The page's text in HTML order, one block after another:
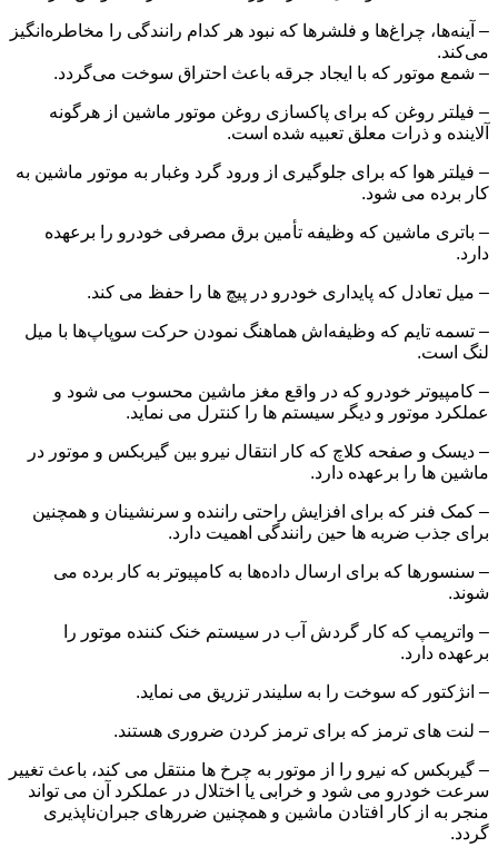
– آینه‌ها، چراغ‌ها و فلشرها که نبود هر کدام رانندگی را مخاطره‌انگیز
می‌کند.
– شمع موتور که با ایجاد جرقه باعث احتراق سوخت می‌گردد.
– فیلتر روغن که برای پاکسازی روغن موتور ماشین از هرگونه
آلاینده و ذرات معلق تعبیه شده است.
– فیلتر هوا که برای جلوگیری از ورود گرد وغبار به موتور ماشین به
کار برده می ‌شود.
– باتری ماشین که وظیفه‌ تأمین برق مصرفی خودرو را برعهده
دارد.
– میل تعادل که پایداری خودرو در پیچ ‌ها را حفظ می ‌کند.
– تسمه تایم که وظیفه‌اش هماهنگ نمودن حرکت سوپاپ‌ها با میل‌
لنگ است.
– کامپیوتر خودرو که در واقع مغز ماشین‌ محسوب می ‌شود و
عملکرد موتور و دیگر سیستم ‌ها را کنترل می ‌نماید.
– دیسک و صفحه کلاچ که کار انتقال نیرو بین گیربکس و موتور در
ماشین‌ ها را برعهده دارد.
– کمک فنر که برای افزایش راحتی راننده و سرنشینان و همچنین
برای جذب ضربه ‌ها حین رانندگی اهمیت دارد.
– سنسورها که برای ارسال داده‌ها به کامپیوتر به کار برده می‌
شوند.
– واترپمپ که کار گردش آب در سیستم خنک ‌کننده موتور را
برعهده دارد.
– انژکتور که سوخت را به سلیندر تزریق می ‌نماید.
– لنت ‌های ترمز که برای ترمز کردن ضروری هستند.
– گیربکس که نیرو را از موتور به چرخ‌ ها منتقل می ‌کند، باعث تغییر
سرعت خودرو می ‌شود و خرابی یا اختلال در عملکرد آن می ‌تواند
منجر به از کار افتادن ماشین و همچنین ضررهای جبران‌ناپذیری
گردد.